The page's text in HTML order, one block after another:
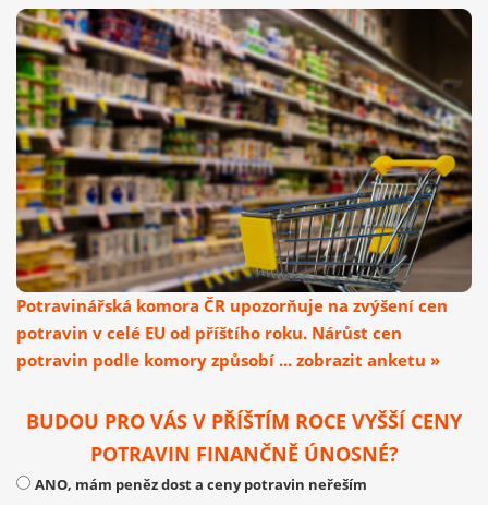
Potravinářská komora ČR upozorňuje na zvýšení cen
potravin v celé EU od příštího roku. Nárůst cen
potravin podle komory způsobí ... zobrazit anketu »
BUDOU PRO VÁS V PŘÍŠTÍM ROCE VYŠŠÍ CENY
POTRAVIN FINANČNĚ ÚNOSNÉ?
ANO, mám peněz dost a ceny potravin neřeším